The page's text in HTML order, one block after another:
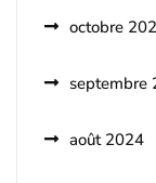
octobre
septembre
août 2024